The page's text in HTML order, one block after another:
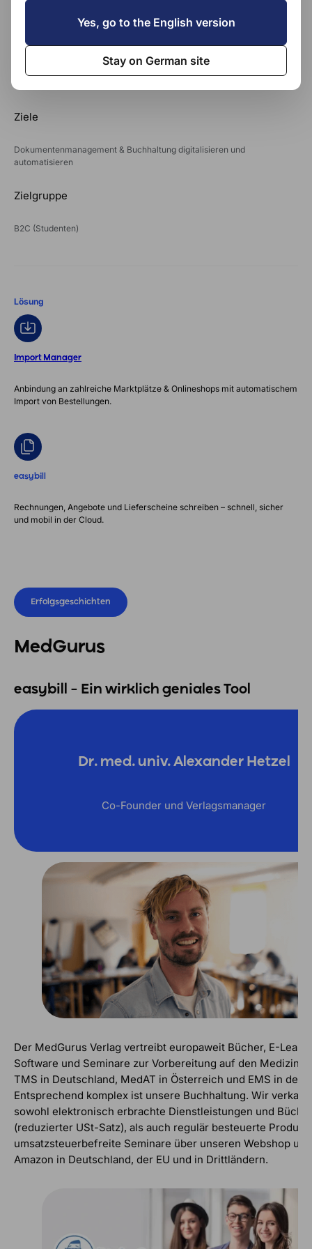
Sitz
Ziele
Dokumentenmanagement & Buchhaltung digitalisieren und
automatisieren
Zielgruppe
B2C (Studenten)
Lösung
Import Manager
Anbindung an zahlreiche Marktplätze & Onlineshops mit automatischem
Import von Bestellungen.
easybill
Rechnungen, Angebote und Lieferscheine schreiben – schnell, sicher
und mobil in der Cloud.
Erfolgsgeschichten
MedGurus
easybill – Ein wirklich geniales Tool
Dr. med. univ. Alexander Hetzel
Co-Founder und Verlagsmanager
Der MedGurus Verlag vertreibt europaweit Bücher, E-
Software und Seminare zur Vorbereitung auf den
TMS in Deutschland, MedAT in Österreich und EMS in der
Entsprechend komplex ist unsere Buchhaltung. Wir
sowohl elektronisch erbrachte Dienstleistungen und
(reduzierter USt-Satz), als auch regulär besteuerte
umsatzsteuerbefreite Seminare über unseren Webshop und
Amazon in Deutschland, der EU und in Drittländern.
Yes, go to the English version
Stay on German site